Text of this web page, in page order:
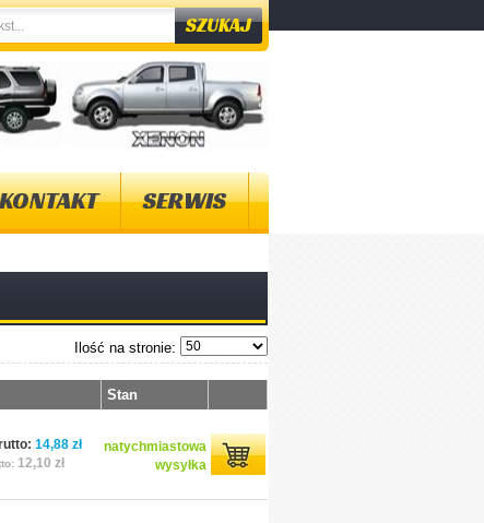
KONTAKT SERWIS
Ilość na stronie:
Stan
14,88 zł
12,10 zł
natychmiastowa
wysyłka